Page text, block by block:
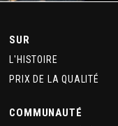
SUR
L'HISTOIRE
PRIX DE LA QUALITÉ
COMMUNAUTÉ